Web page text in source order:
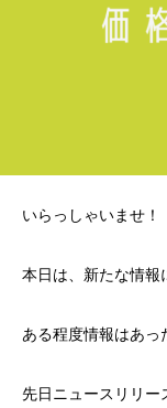
いらっしゃいませ！
本日は、新たな情報
ある程度情報はあっ
先日ニュースリリー